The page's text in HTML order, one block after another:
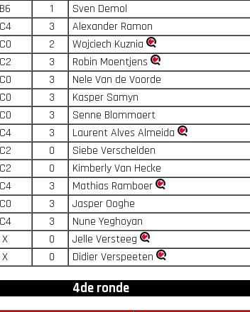
B6 1 Sven Demol
C4 3 Alexander Ramon
C0 2 Wojciech Kuznia
C2 3 Robin Moentjens
C0 3 Nele Van de Voorde
C0 3 Kasper Samyn
C0 3 Senne Blommaert
C4 3 Laurent Alves Almeida
C2 0 Siebe Verschelden
C2 0 Kimberly Van Hecke
C4 3 Mathias Ramboer
C0 3 Jasper Ooghe
C4 3 Nune Yeghoyan
X 0 Jelle Versteeg
X 0 Didier Verspeeten
4de ronde